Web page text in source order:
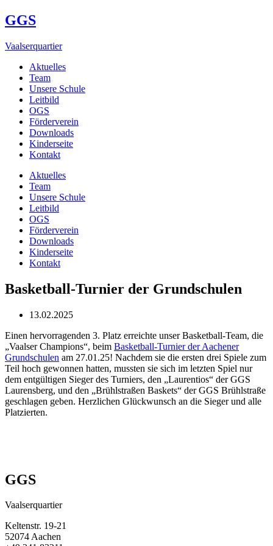
GGS
Vaalserquartier
Aktuelles
Team
Unsere Schule
Leitbild
OGS
Förderverein
Downloads
Kinderseite
Kontakt
Aktuelles
Team
Unsere Schule
Leitbild
OGS
Förderverein
Downloads
Kinderseite
Kontakt
Basketball-Turnier der Grundschulen
13.02.2025
Einen hervorragenden 3. Platz erreichte unser Basketball-Team, die
„Vaalser Champions“, beim Basketball-Turnier der Aachener
Grundschulen am 27.01.25! Nachdem sie die ersten drei Spiele zum
Teil hoch gewonnen hatten, mussten sie sich im letzten Spiel nur
dem entgültigen Sieger des Turniers, den „Laurentios“ der GGS
Laurensberg, und den „Brühlstraßen Baskets“ der GGS Brühlstraße
geschlagen geben. Herzlichen Glückwunsch an die Sieger und alle
Platzierten.
GGS
Vaalserquartier
Keltenstr. 19-21
52074 Aachen